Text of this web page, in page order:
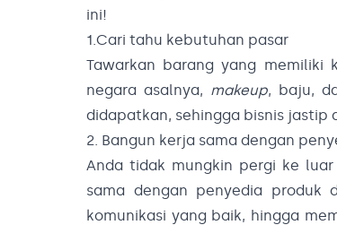
ini!
1.Cari tahu kebutuhan pasar
Tawarkan barang yang memiliki
negara asalnya, makeup, baju,
didapatkan, sehingga bisnis jastip
2. Bangun kerja sama dengan
Anda tidak mungkin pergi ke
sama dengan penyedia produk
komunikasi yang baik, hingga